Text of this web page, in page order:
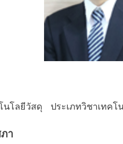
โลยีวัสดุ ประเภทวิชาเทคโ
า